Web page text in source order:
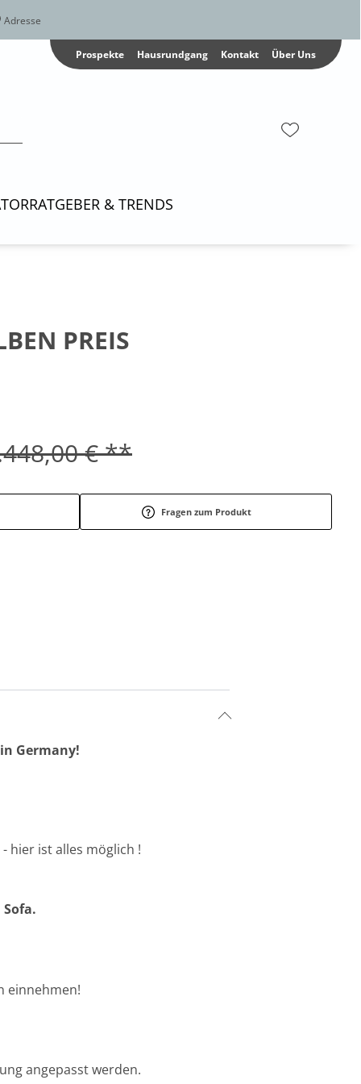
Adresse
Prospekte Hausrundgang Kontakt Über Uns
RATGEBER & TRENDS
PREIS
€ **
Fragen zum Produkt
- hier ist alles möglich !
einnehmen!
angepasst werden.